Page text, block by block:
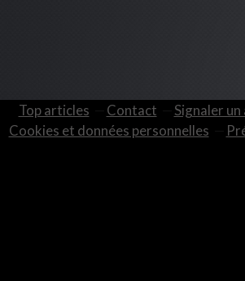
Top articles Contact Signaler un
Cookies et données personnelles